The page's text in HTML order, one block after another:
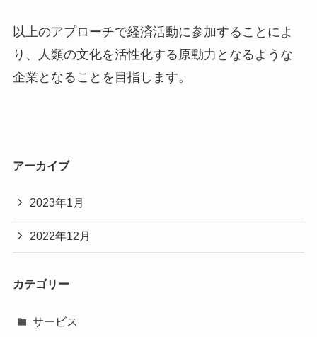
以上のアプローチで経済活動に参加することによ
り、人類の文化を活性化する原動力となるような
企業となることを目指します。
アーカイブ
2023年1月
2022年12月
カテゴリー
サービス